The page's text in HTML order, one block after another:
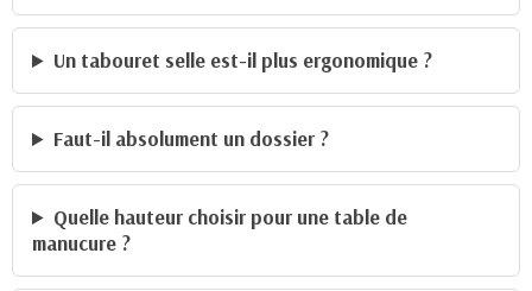
Un tabouret selle est-il plus ergonomique ?
Faut-il absolument un dossier ?
Quelle hauteur choisir pour une table de
manucure ?